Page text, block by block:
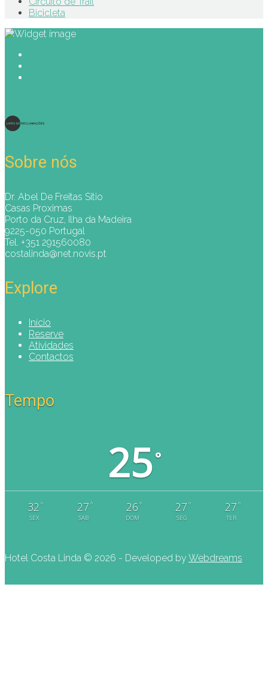
Bicicleta
Sobre nós
Dr. Abel De Freitas Sitio
Casas Proximas
Porto da Cruz, Ilha da Madeira
9225-050 Portugal
Tel. +351 291560080
costalinda@net.novis.pt
Explore
Início
Reserve
Atividades
Contactos
Tempo
25°
32 °
SEX
27 °
SAB
26 °
DOM
27 °
SEG
27 °
TER
Hotel Costa Linda © 2026 - Developed by Webdreams